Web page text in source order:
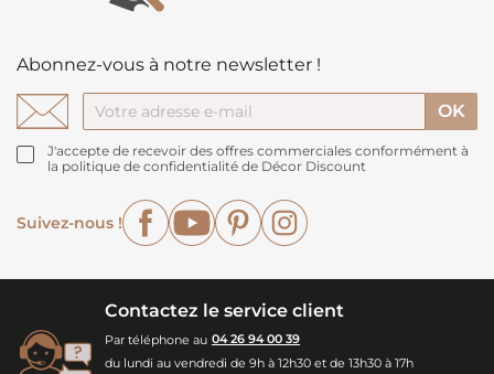
Abonnez-vous à notre newsletter !
J'accepte de recevoir des offres commerciales conformément à
la politique de confidentialité de Décor Discount
Suivez-nous !
FacebookYouTubePinterest
Contactez le service client
Par téléphone au 04 26 94 00 39
du lundi au vendredi de 9h à 12h30 et de 13h30 à 17h